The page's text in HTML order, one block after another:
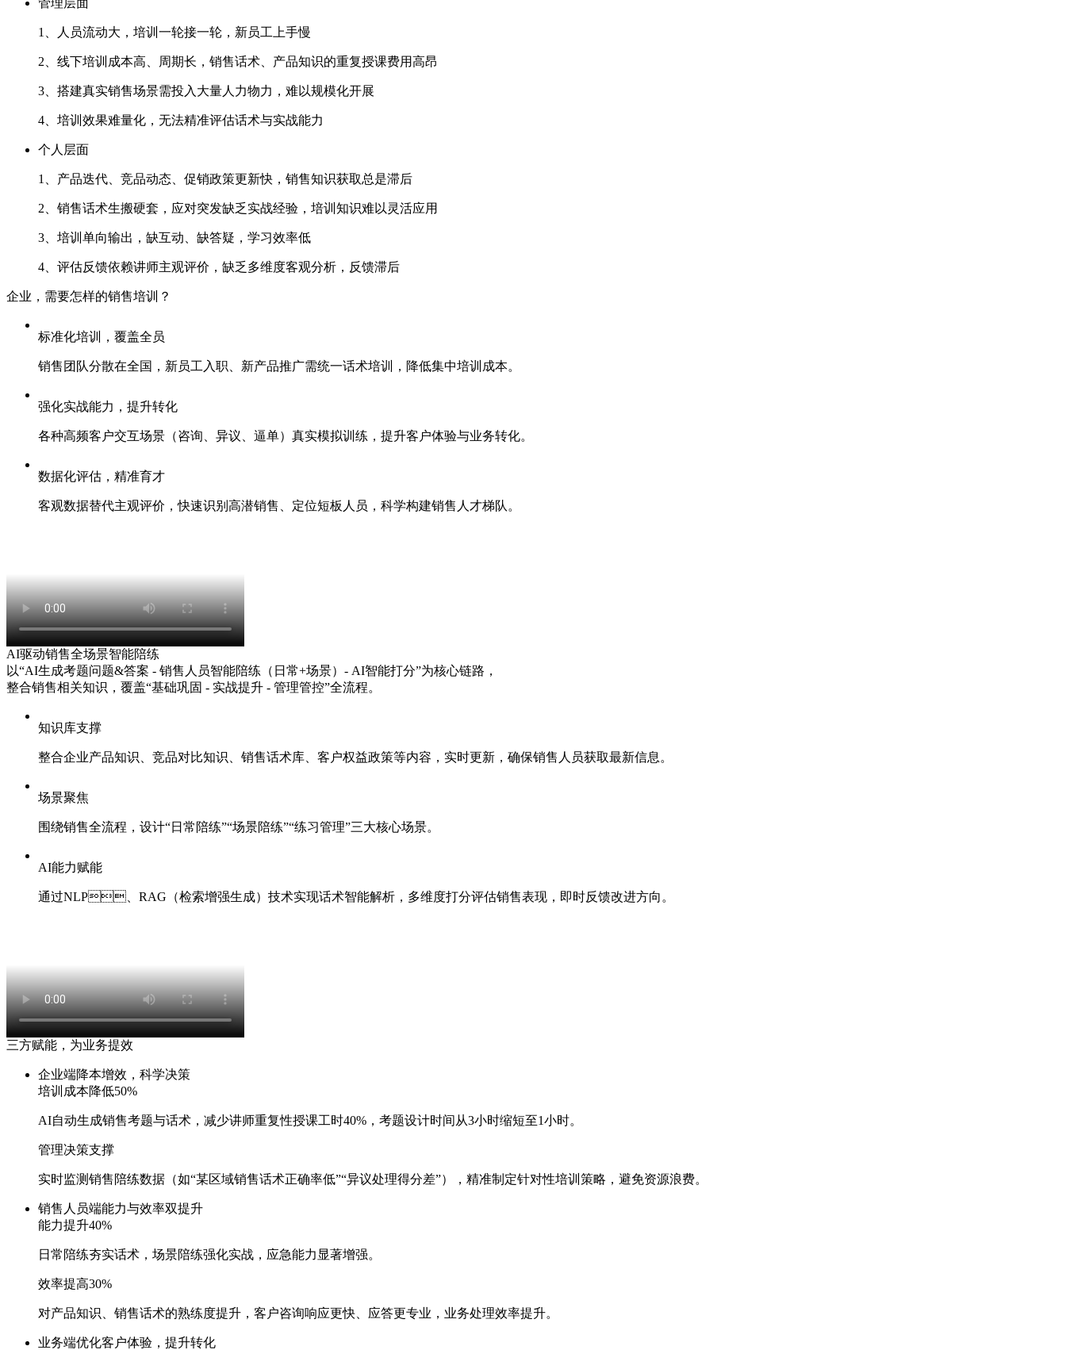
管理层面
1、人员流动大，培训一轮接一轮，新员工上手慢
2、线下培训成本高、周期长，销售话术、产品知识的重复授课费用高昂
3、搭建真实销售场景需投入大量人力物力，难以规模化开展
4、培训效果难量化，无法精准评估话术与实战能力
个人层面
1、产品迭代、竞品动态、促销政策更新快，销售知识获取总是滞后
2、销售话术生搬硬套，应对突发缺乏实战经验，培训知识难以灵活应用
3、培训单向输出，缺互动、缺答疑，学习效率低
4、评估反馈依赖讲师主观评价，缺乏多维度客观分析，反馈滞后
企业，需要怎样的销售培训？
标准化培训，覆盖全员
销售团队分散在全国，新员工入职、新产品推广需统一话术培训，降低集中培训成本。
强化实战能力，提升转化
各种高频客户交互场景（咨询、异议、逼单）真实模拟训练，提升客户体验与业务转化。
数据化评估，精准育才
客观数据替代主观评价，快速识别高潜销售、定位短板人员，科学构建销售人才梯队。
AI驱动销售全场景智能陪练
以“AI生成考题问题&答案 - 销售人员智能陪练（日常+场景）- AI智能打分”为核心链路，
整合销售相关知识，覆盖“基础巩固 - 实战提升 - 管理管控”全流程。
知识库支撑
整合企业产品知识、竞品对比知识、销售话术库、客户权益政策等内容，实时更新，确保销售人员获取最新信息。
场景聚焦
围绕销售全流程，设计“日常陪练”“场景陪练”“练习管理”三大核心场景。
AI能力赋能
通过NLP、RAG（检索增强生成）技术实现话术智能解析，多维度打分评估销售表现，即时反馈改进方向。
三方赋能，为业务提效
企业端降本增效，科学决策
培训成本降低50%
AI自动生成销售考题与话术，减少讲师重复性授课工时40%，考题设计时间从3小时缩短至1小时。
管理决策支撑
实时监测销售陪练数据（如“某区域销售话术正确率低”“异议处理得分差”），精准制定针对性培训策略，避免资源浪费。
销售人员端能力与效率双提升
能力提升40%
日常陪练夯实话术，场景陪练强化实战，应急能力显著增强。
效率提高30%
对产品知识、销售话术的熟练度提升，客户咨询响应更快、应答更专业，业务处理效率提升。
业务端优化客户体验，提升转化